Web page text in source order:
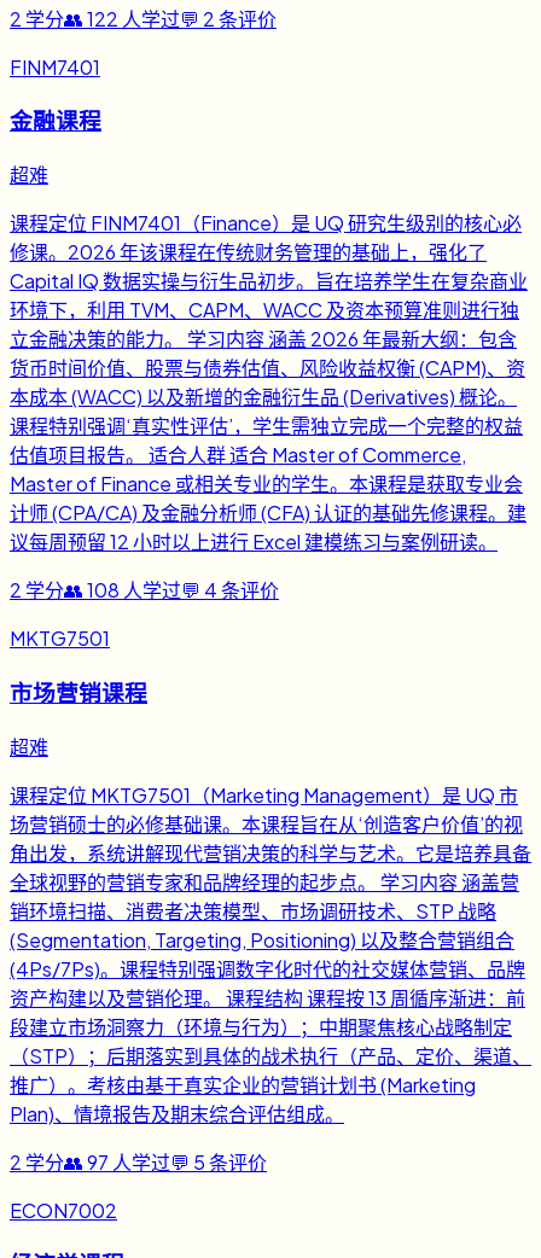
2 学分👥122 人学过💬 2条评价
FINM7401
金融课程
超难
课程定位 FINM7401（Finance）是 UQ 研究生级别的核心必
修课。2026 年该课程在传统财务管理的基础上，强化了
Capital IQ 数据实操与衍生品初步。旨在培养学生在复杂商业
环境下，利用 TVM、CAPM、WACC 及资本预算准则进行独
立金融决策的能力。 学习内容 涵盖 2026 年最新大纲：包含
货币时间价值、股票与债券估值、风险收益权衡 (CAPM)、资
本成本 (WACC) 以及新增的金融衍生品 (Derivatives) 概论。
课程特别强调‘真实性评估’，学生需独立完成一个完整的权益
估值项目报告。 适合人群 适合 Master of Commerce,
Master of Finance 或相关专业的学生。本课程是获取专业会
计师 (CPA/CA) 及金融分析师 (CFA) 认证的基础先修课程。建
议每周预留 12 小时以上进行 Excel 建模练习与案例研读。
2 学分👥108 人学过💬 4条评价
MKTG7501
市场营销课程
超难
课程定位 MKTG7501（Marketing Management）是 UQ 市
场营销硕士的必修基础课。本课程旨在从‘创造客户价值’的视
角出发，系统讲解现代营销决策的科学与艺术。它是培养具备
全球视野的营销专家和品牌经理的起步点。 学习内容 涵盖营
销环境扫描、消费者决策模型、市场调研技术、STP 战略
(Segmentation, Targeting, Positioning) 以及整合营销组合
(4Ps/7Ps)。课程特别强调数字化时代的社交媒体营销、品牌
资产构建以及营销伦理。 课程结构 课程按 13 周循序渐进：前
段建立市场洞察力（环境与行为）；中期聚焦核心战略制定
（STP）；后期落实到具体的战术执行（产品、定价、渠道、
推广）。考核由基于真实企业的营销计划书 (Marketing
Plan)、情境报告及期末综合评估组成。
2 学分👥97 人学过💬 5条评价
ECON7002